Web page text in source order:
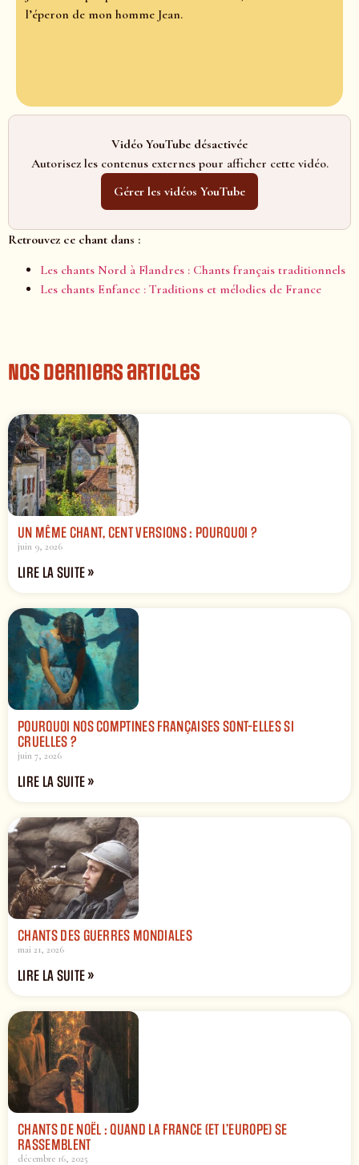
l’éperon de mon homme Jean.
Vidéo YouTube désactivée
Autorisez les contenus externes pour afficher cette vidéo.
Gérer les vidéos YouTube
Retrouvez ce chant dans :
Les chants Nord à Flandres : Chants français traditionnels
Les chants Enfance : Traditions et mélodies de France
Nos derniers articles
UN MÊME CHANT, CENT VERSIONS : POURQUOI ?
juin 9, 2026
LIRE LA SUITE »
POURQUOI NOS COMPTINES FRANÇAISES SONT-ELLES SI
CRUELLES ?
juin 7, 2026
LIRE LA SUITE »
CHANTS DES GUERRES MONDIALES
mai 21, 2026
LIRE LA SUITE »
CHANTS DE NOËL : QUAND LA FRANCE (ET L’EUROPE) SE
RASSEMBLENT
décembre 16, 2025